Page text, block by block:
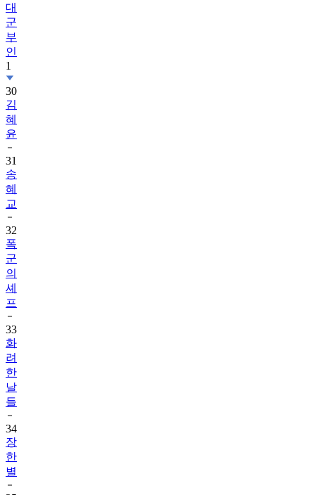
대
군
부
인
1
30
김
혜
윤
31
송
혜
교
32
폭
군
의
셰
프
33
화
려
한
날
들
34
장
한
별